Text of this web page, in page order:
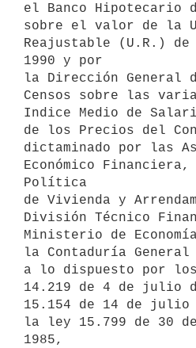
el Banco Hipotecario
sobre el valor de la
Reajustable (U.R.) de
1990 y por
la Dirección General
Censos sobre las
Indice Medio de
de los Precios del
dictaminado por las
Económico
Política
de Vivienda y
División Técnico
Ministerio de
la Contaduría
a lo dispuesto por
14.219 de 4 de julio
15.154 de 14 de julio
la ley 15.799 de 30
1985,